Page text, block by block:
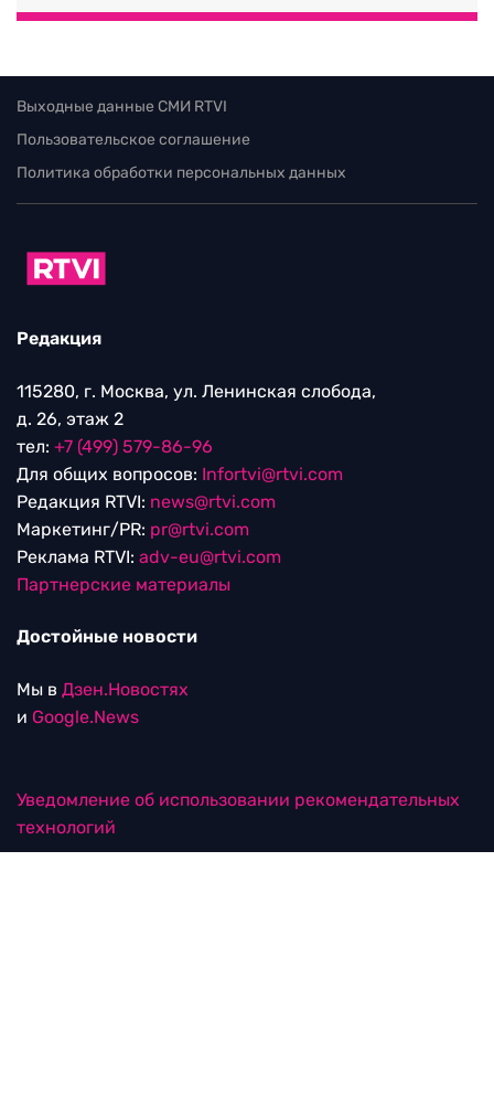
Выходные данные СМИ RTVI
Пользовательское соглашение
Политика обработки персональных данных
Редакция
115280, г. Москва, ул. Ленинская слобода,
д. 26, этаж 2
тел: +7 (499) 579-86-96
Для общих вопросов: Infortvi@rtvi.com
Редакция RTVI: news@rtvi.com
Маркетинг/PR: pr@rtvi.com
Реклама RTVI: adv-eu@rtvi.com
Партнерские материалы
Достойные новости
Мы в Дзен.Новостях
и Google.News
Уведомление об использовании рекомендательных
технологий